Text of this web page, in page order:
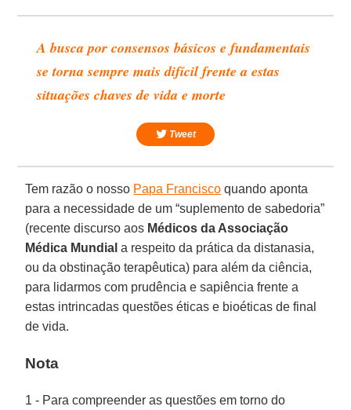
A busca por consensos básicos e fundamentais
se torna sempre mais difícil frente a estas
situações chaves de vida e morte
Tweet
Tem razão o nosso Papa Francisco quando aponta
para a necessidade de um “suplemento de sabedoria”
(recente discurso aos Médicos da Associação
Médica Mundial a respeito da prática da distanasia,
ou da obstinação terapêutica) para além da ciência,
para lidarmos com prudência e sapiência frente a
estas intrincadas questões éticas e bioéticas de final
de vida.
Nota
1 - Para compreender as questões em torno do